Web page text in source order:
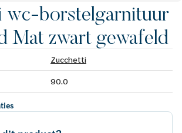
wc-borstelgarnituur
Mat zwart gewafeld
Zucchetti
90.0